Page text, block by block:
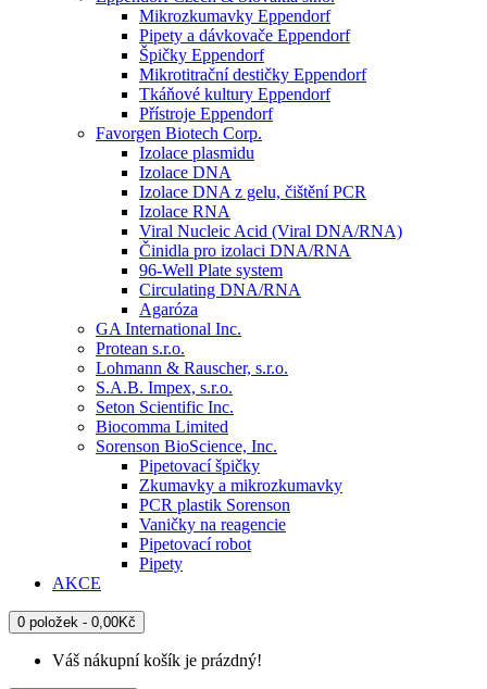
Mikrozkumavky Eppendorf
Pipety a dávkovače Eppendorf
Špičky Eppendorf
Mikrotitrační destičky Eppendorf
Tkáňové kultury Eppendorf
Přístroje Eppendorf
Favorgen Biotech Corp.
Izolace plasmidu
Izolace DNA
Izolace DNA z gelu, čištění PCR
Izolace RNA
Viral Nucleic Acid (Viral DNA/RNA)
Činidla pro izolaci DNA/RNA
96-Well Plate system
Circulating DNA/RNA
Agaróza
GA International Inc.
Protean s.r.o.
Lohmann & Rauscher, s.r.o.
S.A.B. Impex, s.r.o.
Seton Scientific Inc.
Biocomma Limited
Sorenson BioScience, Inc.
Pipetovací špičky
Zkumavky a mikrozkumavky
PCR plastik Sorenson
Vaničky na reagencie
Pipetovací robot
Pipety
AKCE
0 položek - 0,00Kč
Váš nákupní košík je prázdný!